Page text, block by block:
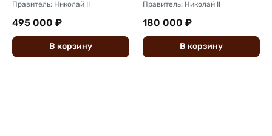
Правитель: Николай II
495 000 ₽
В корзину
Правитель: Николай II
180 000 ₽
В корзину